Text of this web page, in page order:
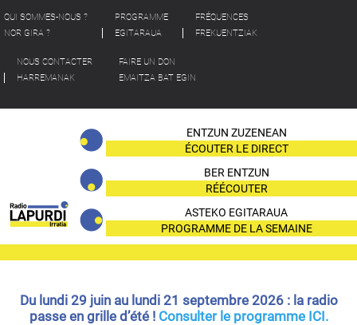
QUI SOMMES-NOUS ?
NOR GIRA ?
PROGRAMME
EGITARAUA
FRÉQUENCES
FREKUENTZIAK
NOUS CONTACTER
HARREMANAK
FAIRE UN DON
EMAITZA BAT EGIN
ENTZUN ZUZENEAN
ÉCOUTER LE DIRECT
BER ENTZUN
RÉÉCOUTER
ASTEKO EGITARAUA
PROGRAMME DE LA SEMAINE
Du lundi 29 juin au lundi 21 septembre 2026 : la radio
passe en grille d’été ! Consulter le programme ICI.